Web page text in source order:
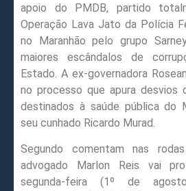
apoio do PMDB, partido
Operação Lava Jato da Polícia
no Maranhão pelo grupo
maiores escândalos de
Estado. A ex-governadora
no processo que apura desvios
destinados à saúde pública do
seu cunhado Ricardo Murad.
Segundo comentam nas
advogado Marlon Reis vai
segunda-feira (1º de